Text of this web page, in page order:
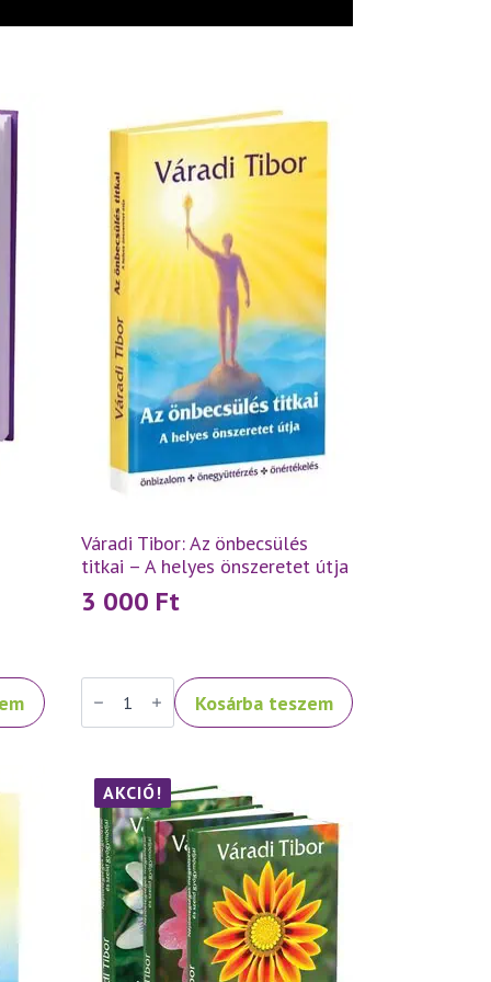
Váradi Tibor: Az önbecsülés
titkai – A helyes önszeretet útja
3 000 Ft
Váradi
Tibor:
Az
helyes
önszeretet
útja
mennyiség
Kosárba teszem
AKCIÓ!